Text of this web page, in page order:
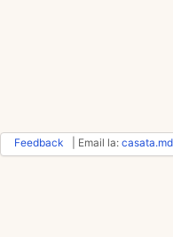
Feedback | Email la: